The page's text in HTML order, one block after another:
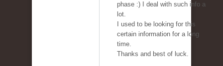
phase :) I deal with such info a
lot.
I used to be looking for this
certain information for a long
time.
Thanks and best of luck.